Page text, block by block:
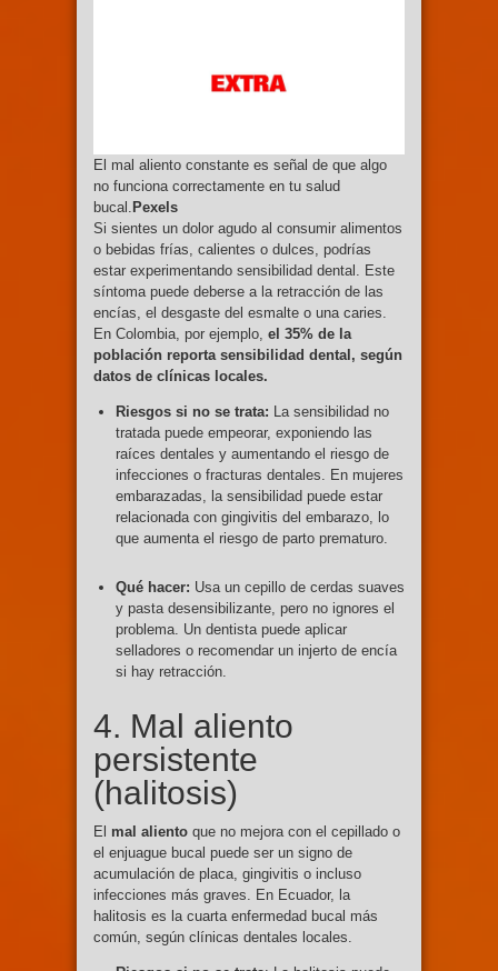
El mal aliento constante es señal de que algo
no funciona correctamente en tu salud
bucal. Pexels
Si sientes un dolor agudo al consumir alimentos
o bebidas frías, calientes o dulces, podrías
estar experimentando sensibilidad dental. Este
síntoma puede deberse a la retracción de las
encías, el desgaste del esmalte o una caries.
En Colombia, por ejemplo, el 35% de la
población reporta sensibilidad dental, según
datos de clínicas locales.
Riesgos si no se trata: La sensibilidad no
tratada puede empeorar, exponiendo las
raíces dentales y aumentando el riesgo de
infecciones o fracturas dentales. En mujeres
embarazadas, la sensibilidad puede estar
relacionada con gingivitis del embarazo, lo
que aumenta el riesgo de parto prematuro.
Qué hacer: Usa un cepillo de cerdas suaves
y pasta desensibilizante, pero no ignores el
problema. Un dentista puede aplicar
selladores o recomendar un injerto de encía
si hay retracción.
4. Mal aliento
persistente
(halitosis)
El mal aliento que no mejora con el cepillado o
el enjuague bucal puede ser un signo de
acumulación de placa, gingivitis o incluso
infecciones más graves. En Ecuador, la
halitosis es la cuarta enfermedad bucal más
común, según clínicas dentales locales.